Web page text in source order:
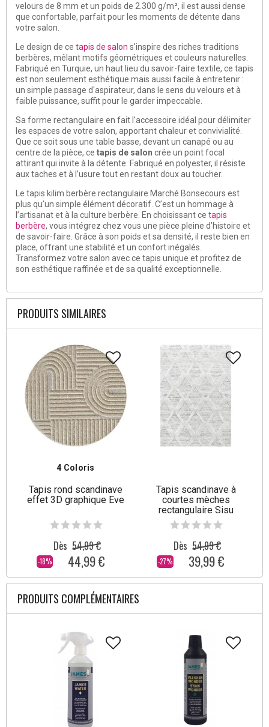
velours de 8 mm et un poids de 2.300 g/m², il est aussi dense
que confortable, parfait pour les moments de détente dans
votre salon.
Le design de ce tapis de salon s'inspire des riches traditions
berbères, mêlant motifs géométriques et couleurs naturelles.
Fabriqué en Turquie, un haut lieu du savoir-faire textile, ce tapis
est non seulement esthétique mais aussi facile à entretenir :
un simple passage d'aspirateur, dans le sens du velours et à
faible puissance, suffit pour le garder impeccable.
Sa forme rectangulaire en fait l’accessoire idéal pour délimiter
les espaces de votre salon, apportant chaleur et convivialité.
Que ce soit sous une table basse, devant un canapé ou au
centre de la pièce, ce tapis de salon crée un point focal
attirant qui invite à la détente. Fabriqué en polyester, il résiste
aux taches et à l’usure tout en restant doux au toucher.
Le tapis kilim berbère rectangulaire Marché Bonsecours est
plus qu’un simple élément décoratif. C’est un hommage à
l’artisanat et à la culture berbère. En choisissant ce tapis
berbère, vous intégrez chez vous une pièce pleine d’histoire et
de savoir-faire. Grâce à son poids et sa densité, il reste bien en
place, offrant une stabilité et un confort inégalés.
Transformez votre salon avec ce tapis unique et profitez de
son esthétique raffinée et de sa qualité exceptionnelle.
PRODUITS SIMILAIRES
4 Coloris
Tapis rond scandinave
effet 3D graphique Eve
-18%
Dès 54,99 €
44,99 €
Tapis scandinave à
courtes mèches
rectangulaire Sisu
-27%
Dès 54,99 €
39,99 €
PRODUITS COMPLÉMENTAIRES